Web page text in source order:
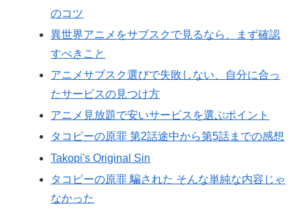
のコツ
異世界アニメをサブスクで見るなら、まず確認
すべきこと
アニメサブスク選びで失敗しない、自分に合っ
たサービスの見つけ方
アニメ見放題で安いサービスを選ぶポイント
タコピーの原罪 第2話途中から第5話までの感想
Takopi's Original Sin
タコピーの原罪 騙された そんな単純な内容じゃ
なかった